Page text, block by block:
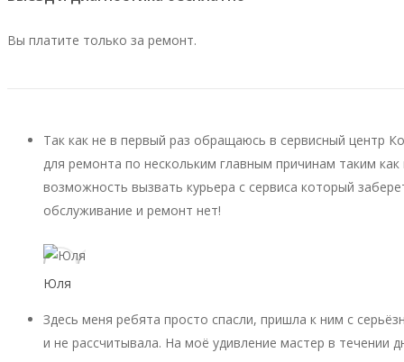
Вы платите только за ремонт.
Так как не в первый раз обращаюсь в сервисный центр
для ремонта по нескольким главным причинам таким
возможность вызвать курьера с сервиса который
обслуживание и ремонт нет!
Юля
Здесь меня ребята просто спасли, пришла к ним с
и не рассчитывала. На моё удивление мастер в течении